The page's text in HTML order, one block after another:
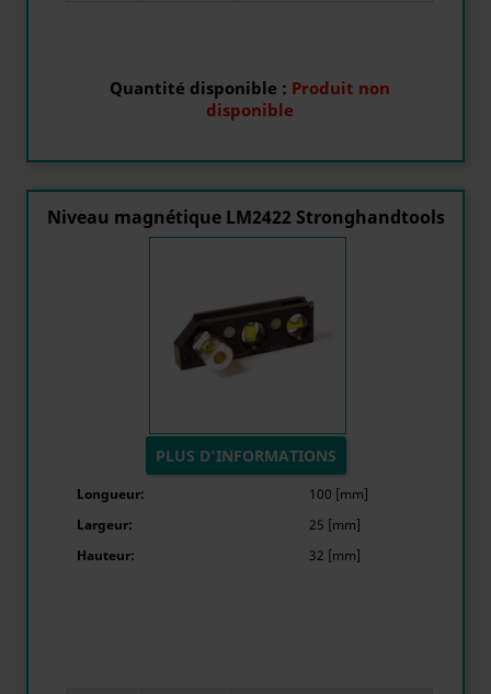
Quantité disponible : Produit non
disponible
Niveau magnétique LM2422 Stronghandtools
PLUS D'INFORMATIONS
Longueur:
100 [mm]
Largeur:
25 [mm]
Hauteur:
32 [mm]